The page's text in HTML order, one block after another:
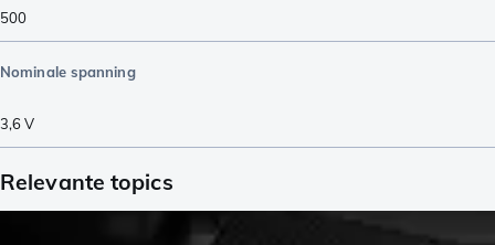
500
Nominale spanning
3,6V
Relevante topics